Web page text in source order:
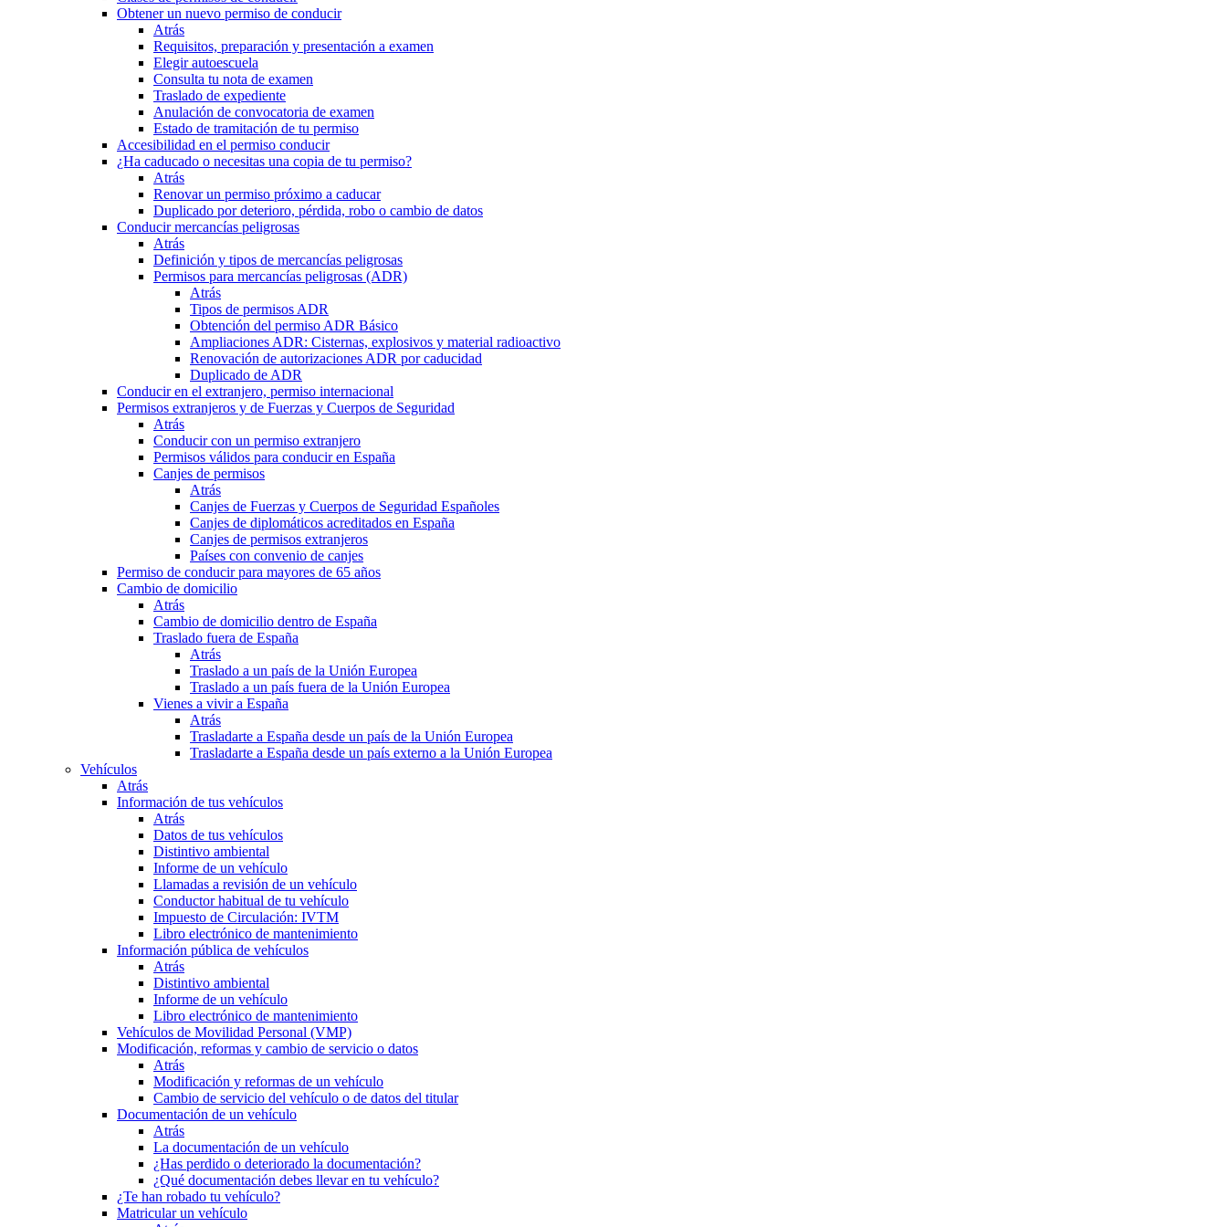
Obtener un nuevo permiso de conducir
Atrás
Requisitos, preparación y presentación a examen
Elegir autoescuela
Consulta tu nota de examen
Traslado de expediente
Anulación de convocatoria de examen
Estado de tramitación de tu permiso
Accesibilidad en el permiso conducir
¿Ha caducado o necesitas una copia de tu permiso?
Atrás
Renovar un permiso próximo a caducar
Duplicado por deterioro, pérdida, robo o cambio de datos
Conducir mercancías peligrosas
Atrás
Definición y tipos de mercancías peligrosas
Permisos para mercancías peligrosas (ADR)
Atrás
Tipos de permisos ADR
Obtención del permiso ADR Básico
Ampliaciones ADR: Cisternas, explosivos y material radioactivo
Renovación de autorizaciones ADR por caducidad
Duplicado de ADR
Conducir en el extranjero, permiso internacional
Permisos extranjeros y de Fuerzas y Cuerpos de Seguridad
Atrás
Conducir con un permiso extranjero
Permisos válidos para conducir en España
Canjes de permisos
Atrás
Canjes de Fuerzas y Cuerpos de Seguridad Españoles
Canjes de diplomáticos acreditados en España
Canjes de permisos extranjeros
Países con convenio de canjes
Permiso de conducir para mayores de 65 años
Cambio de domicilio
Atrás
Cambio de domicilio dentro de España
Traslado fuera de España
Atrás
Traslado a un país de la Unión Europea
Traslado a un país fuera de la Unión Europea
Vienes a vivir a España
Atrás
Trasladarte a España desde un país de la Unión Europea
Trasladarte a España desde un país externo a la Unión Europea
Vehículos
Atrás
Información de tus vehículos
Atrás
Datos de tus vehículos
Distintivo ambiental
Informe de un vehículo
Llamadas a revisión de un vehículo
Conductor habitual de tu vehículo
Impuesto de Circulación: IVTM
Libro electrónico de mantenimiento
Información pública de vehículos
Atrás
Distintivo ambiental
Informe de un vehículo
Libro electrónico de mantenimiento
Vehículos de Movilidad Personal (VMP)
Modificación, reformas y cambio de servicio o datos
Atrás
Modificación y reformas de un vehículo
Cambio de servicio del vehículo o de datos del titular
Documentación de un vehículo
Atrás
La documentación de un vehículo
¿Has perdido o deteriorado la documentación?
¿Qué documentación debes llevar en tu vehículo?
¿Te han robado tu vehículo?
Matricular un vehículo